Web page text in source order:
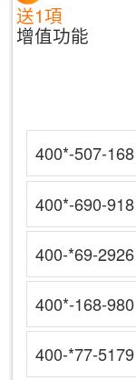
送1項
增值功能
400*-507-168
400*-690-918
400-*69-2926
400*-168-980
400-*77-5179